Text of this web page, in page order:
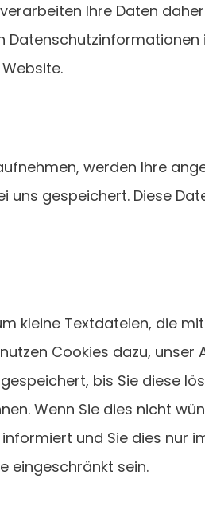
Ihre Daten
werden Ihre
uns gespeichert. Diese
kleine Textdateien, die
Cookies dazu, unser
bis Sie diese
Wenn Sie dies nicht
und Sie dies nur
eingeschränkt sein.